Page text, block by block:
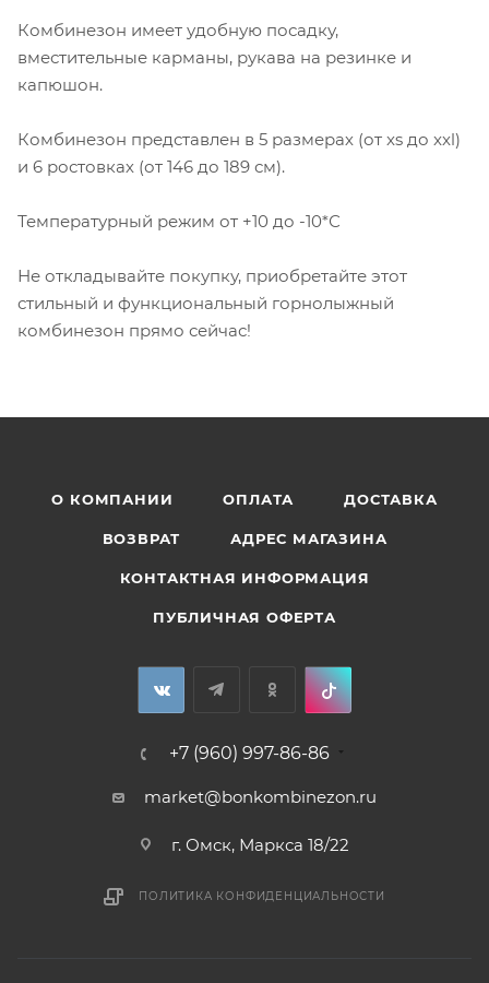
Комбинезон имеет удобную посадку,
вместительные карманы, рукава на резинке и
капюшон.
Комбинезон представлен в 5 размерах (от xs до xxl)
и 6 ростовках (от 146 до 189 см).
Температурный режим от +10 до -10*С
Не откладывайте покупку, приобретайте этот
стильный и функциональный горнолыжный
комбинезон прямо сейчас!
О КОМПАНИИ ОПЛАТА ДОСТАВКА
ВОЗВРАТ АДРЕС МАГАЗИНА
КОНТАКТНАЯ ИНФОРМАЦИЯ
ПУБЛИЧНАЯ ОФЕРТА
+7 (960) 997-86-86
market@bonkombinezon.ru
г. Омск, Маркса 18/22
ПОЛИТИКА КОНФИДЕНЦИАЛЬНОСТИ